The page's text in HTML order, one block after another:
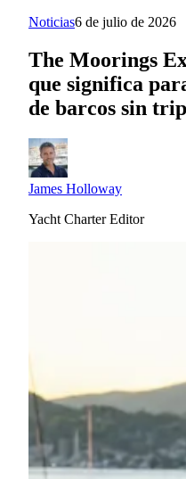
Noticias6 de julio de 2026
The Moorings
que significa
de barcos sin
James Holloway
Yacht Charter Editor